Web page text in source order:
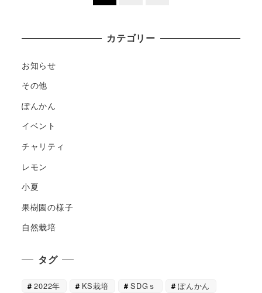
の
ペ
ー
ジ
送
り
カテゴリー
お知らせ
その他
ぽんかん
イベント
チャリティ
レモン
小夏
果樹園の様子
自然栽培
タグ
2022年 KS栽培 SDGｓ
ぽんかん